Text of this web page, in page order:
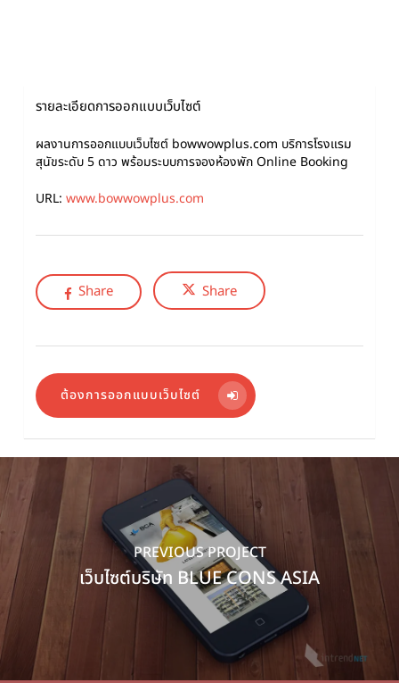
รายละเอียดการออกแบบเว็บไซต์
ผลงานการออกแบบเว็บไซต์ bowwowplus.com บริการโรงแรม
สุนัขระดับ 5 ดาว พร้อมระบบการจองห้องพัก Online Booking
URL:www.bowwowplus.com
Share Share
ต้องการออกแบบเว็บไซต์
PREVIOUS PROJECT
เว็บไซต์บริษัท BLUE CONS ASIA